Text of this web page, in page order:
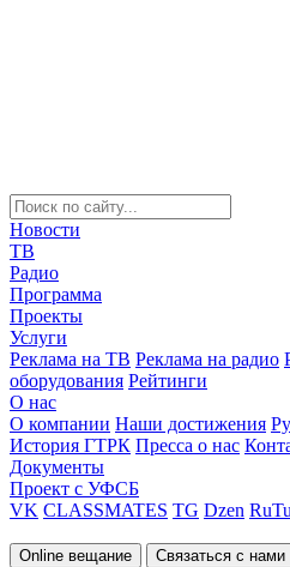
Новости
ТВ
Радио
Программа
Проекты
Услуги
Реклама на ТВ Реклама на радио
оборудования Рейтинги
О нас
О компании Наши достижения
История ГТРК Пресса о нас
Документы
Проект с УФСБ
VK CLASSMATES TG Dzen
Online вещание Связаться с нами